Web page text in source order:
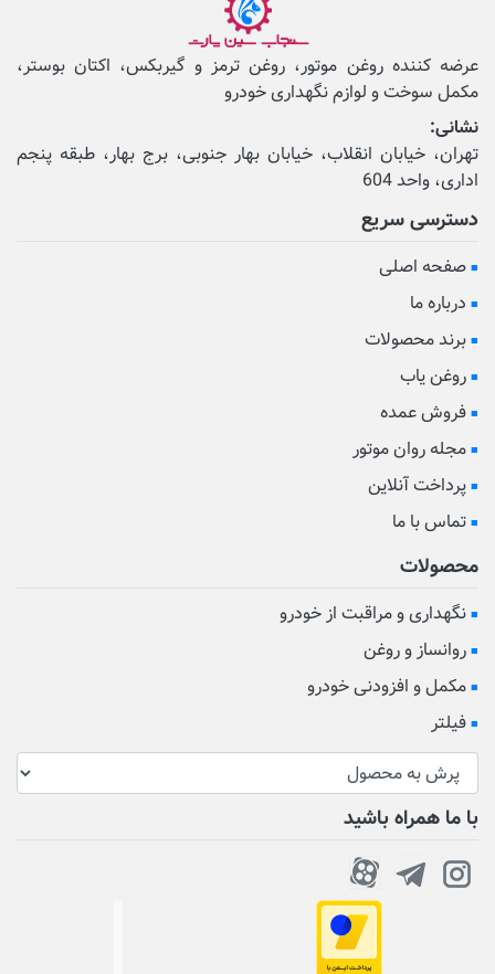
عرضه کننده روغن موتور، روغن ترمز و گیربکس، اکتان بوستر،
مکمل‌ سوخت و لوازم نگهداری خودرو
نشانی:
تهران، خیابان انقلاب، خیابان بهار جنوبی، برج بهار، طبقه پنجم
اداری، واحد 604
دسترسی سریع
صفحه اصلی
درباره ما
برند محصولات
روغن یاب
فروش عمده
مجله روان موتور
پرداخت آنلاین
تماس با ما
محصولات
نگهداری و مراقبت از خودرو
روانساز و روغن
مکمل و افزودنی خودرو
فیلتر
با ما همراه باشید